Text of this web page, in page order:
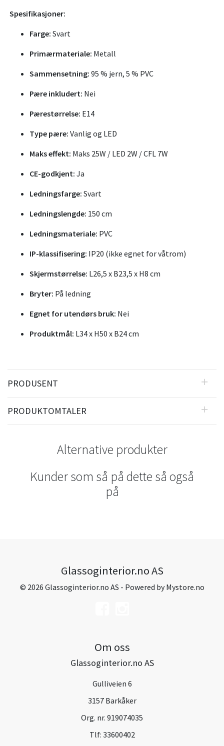
Spesifikasjoner:
Farge: Svart
Primærmateriale: Metall
Sammensetning: 95 % jern, 5 % PVC
Pære inkludert: Nei
Pærestørrelse: E14
Type pære: Vanlig og LED
Maks effekt: Maks 25W / LED 2W / CFL 7W
CE-godkjent: Ja
Ledningsfarge: Svart
Ledningslengde: 150 cm
Ledningsmateriale: PVC
IP-klassifisering: IP20 (ikke egnet for våtrom)
Skjermstørrelse: L26,5 x B23,5 x H8 cm
Bryter: På ledning
Egnet for utendørs bruk: Nei
Produktmål: L34 x H50 x B24 cm
PRODUSENT
PRODUKTOMTALER
Alternative produkter
Kunder som så på dette så også
på
Glassoginterior.no AS
© 2026 Glassoginterior.no AS - Powered byMystore.no
Om oss
Glassoginterior.no AS
Gulliveien 6
3157 Barkåker
Org. nr. 919074035
Tlf: 33600402